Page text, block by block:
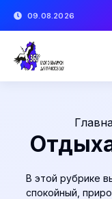
09.08.2026
В этой рубрике
спокойный,